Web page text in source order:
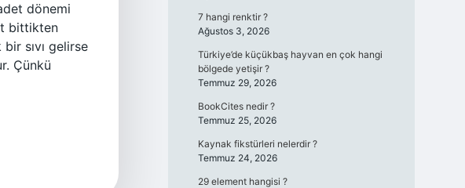
dönemi
bittikten
sıvı gelirse
Çünkü
7 hangi renktir ?
Ağustos 3, 2026
Türkiye’de küçükbaş hayvan en çok hangi
bölgede yetişir ?
Temmuz 29, 2026
BookCites nedir ?
Temmuz 25, 2026
Kaynak fikstürleri nelerdir ?
Temmuz 24, 2026
29 element hangisi ?